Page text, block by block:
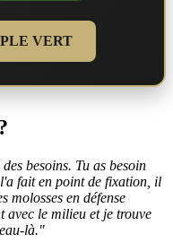
VERT
besoins. Tu as besoin
fait en point de fixation, il
molosses en défense
le milieu et je trouve
là."